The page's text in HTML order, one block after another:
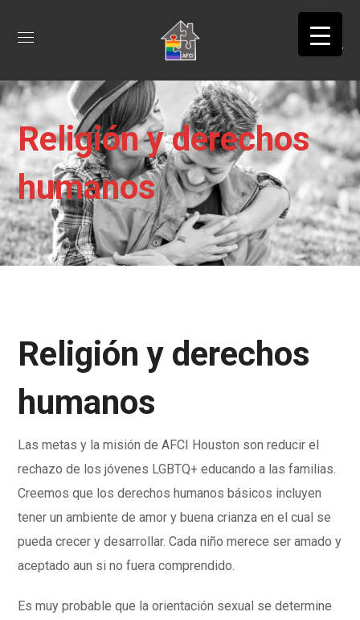
Religión y derechos
humanos
Religión y derechos
humanos
Las metas y la misión de AFCI Houston son reducir el
rechazo de los jóvenes LGBTQ+ educando a las familias.
Creemos que los derechos humanos básicos incluyen
tener un ambiente de amor y buena crianza en el cual se
pueda crecer y desarrollar. Cada niño merece ser amado y
aceptado aun si no fuera comprendido.
Es muy probable que la orientación sexual se determine